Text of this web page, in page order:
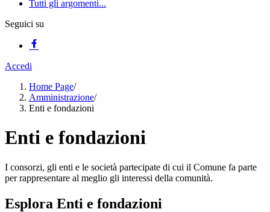
Tutti gli argomenti...
Seguici su
Accedi
Home Page/
Amministrazione/
Enti e fondazioni
Enti e fondazioni
I consorzi, gli enti e le società partecipate di cui il Comune fa parte
per rappresentare al meglio gli interessi della comunità.
Esplora Enti e fondazioni